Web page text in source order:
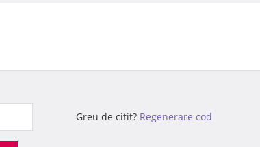
Greu de citit? Regenerare cod